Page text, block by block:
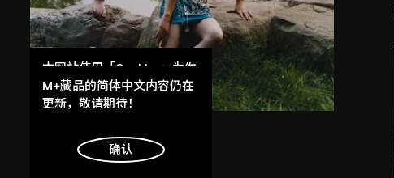
本网站使用「Cookies」为你
提供最好的网站体验。
了解更多
明白
M+藏品的简体中文内容仍在
更新，敬请期待！
确认